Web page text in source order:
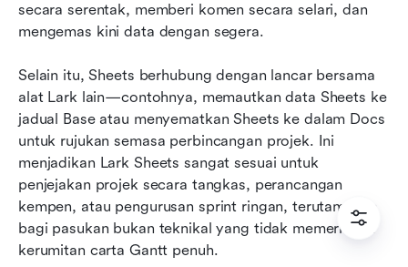
secara serentak, memberi komen secara selari, dan
mengemas kini data dengan segera.
Selain itu, Sheets berhubung dengan lancar bersama
alat Lark lain—contohnya, memautkan data Sheets ke
jadual Base atau menyematkan Sheets ke dalam Docs
untuk rujukan semasa perbincangan projek. Ini
menjadikan Lark Sheets sangat sesuai untuk
penjejakan projek secara tangkas, perancangan
kempen, atau pengurusan sprint ringan, terutamanya
bagi pasukan bukan teknikal yang tidak memerlukan
kerumitan carta Gantt penuh.